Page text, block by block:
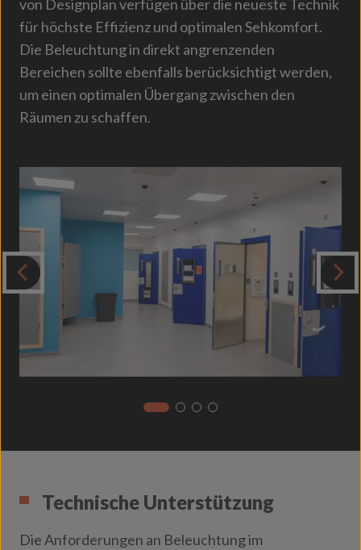
von Designplan verfügen über die neueste Technik
für höchste Effizienz und optimalen Sehkomfort.
Die Beleuchtung in direkt angrenzenden
Bereichen sollte ebenfalls berücksichtigt werden,
um einen optimalen Übergang zwischen den
Räumen zu schaffen.
Technische Unterstützung
Die Anforderungen an Beleuchtung im